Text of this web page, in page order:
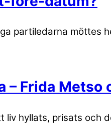
partiledarna
– Frida
liv hyllats, prisats